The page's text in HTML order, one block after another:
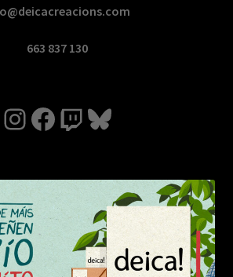
663 837 130
Instagram
Facebook
TwitchBluesky